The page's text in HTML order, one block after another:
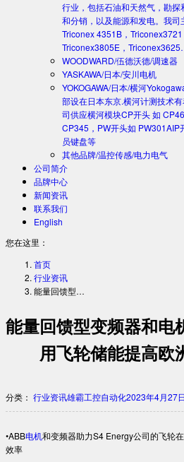
行业，包括石油和天然气，勘
和分销，以及能源和发电。我
Triconex 4351B，Triconex3721
Triconex3805E，
WOODWARD/伍德沃德/调速器
YASKAWA/日本/安川电机
YOKOGAWA/日本/横河
部设在日本东京.横河计测技术
司供应横河模块CP开头 如
CP345，PW开头如
员键盘等
其他品牌/温控传感/电力电气
公司简介
品牌中心
新闻资讯
联系我们
English
您在这里：
首页
行业资讯
能量回馈型…
能量回馈型变频器和电
用飞轮储能提高欧
分类： 行业资讯雄霸工控自动化2023年4月27日
•ABB电机和变频器助力S4 Energy公司的飞轮
效率